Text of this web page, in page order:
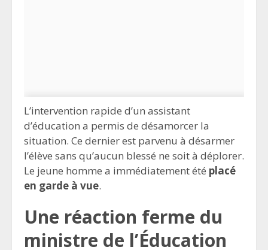
L’intervention rapide d’un assistant
d’éducation a permis de désamorcer la
situation. Ce dernier est parvenu à désarmer
l’élève sans qu’aucun blessé ne soit à déplorer.
Le jeune homme a immédiatement été placé
en garde à vue.
Une réaction ferme du
ministre de l’Éducation